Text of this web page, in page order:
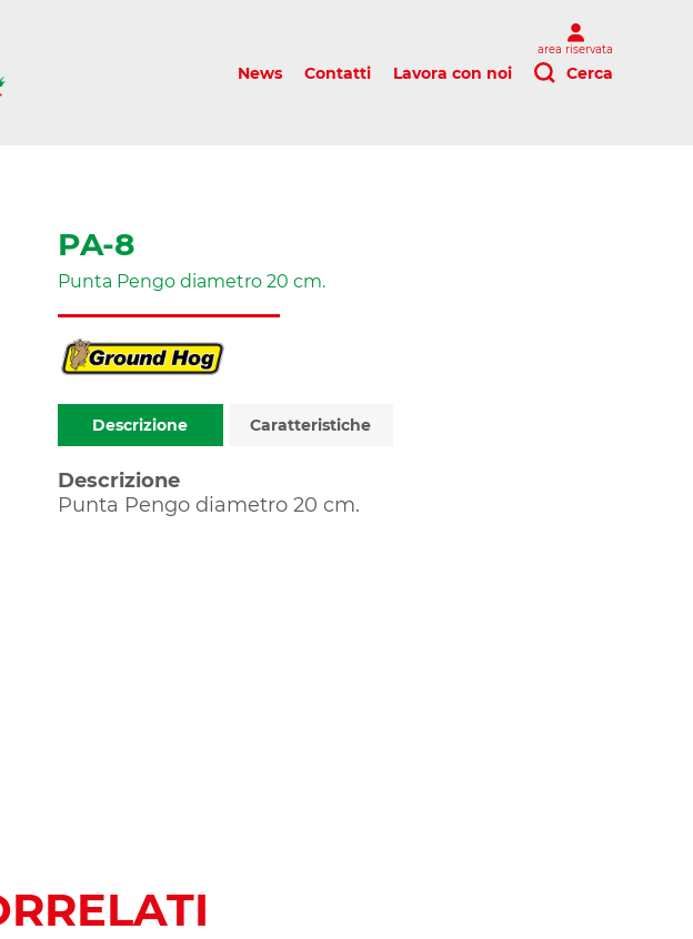
News Contatti Lavora con noi Cerca
area riservata
PA-8
Punta Pengo diametro 20 cm.
Descrizione Caratteristiche
Descrizione
Punta Pengo diametro 20 cm.